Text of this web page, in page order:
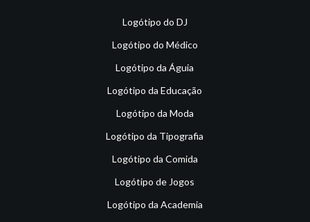
Logótipo do DJ
Logótipo do Médico
Logótipo da Águia
Logótipo da Educação
Logótipo da Moda
Logótipo da Tipografia
Logótipo da Comida
Logótipo de Jogos
Logótipo da Academia